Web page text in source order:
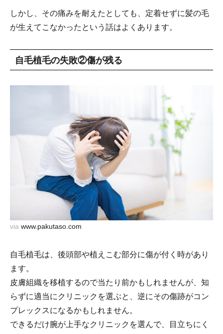
しかし、その痛みを耐えたとしても、定着せずに髪の毛
が生えてこなかったという話はよくあります。
自毛植毛の失敗②傷が残る
via www.pakutaso.com
自毛植毛は、後頭部や植えこむ部分に傷が付く時があり
ます。
皮膚組織を移植するので当たり前かもしれませんが、知
らずに適当にクリニックを選ぶと、逆にその傷跡がコン
プレックスになるかもしれません。
できるだけ腕が上手なクリニックを選んで、目立ちにく